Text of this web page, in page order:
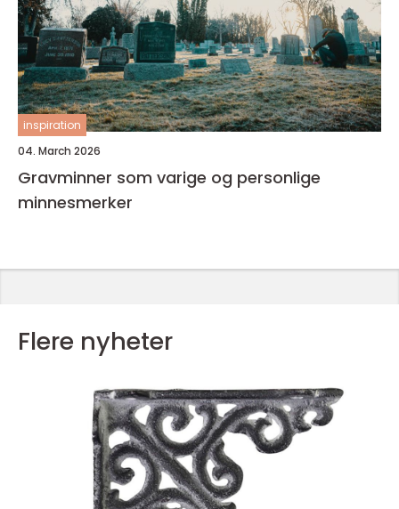
inspiration
04. March 2026
Gravminner som varige og personlige
minnesmerker
Flere nyheter